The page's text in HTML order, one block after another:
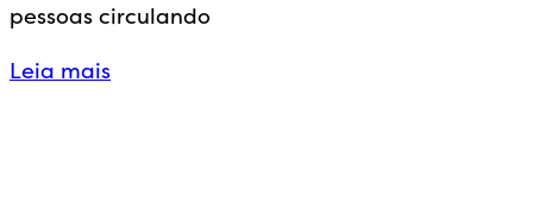
pessoas circulando
Leia mais